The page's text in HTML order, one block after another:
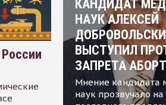
КАНДИДАТ
НАУК АЛЕКСЕЙ
ВЫСТУПИЛ
ЗАПРЕТА
Мнение кандидата
наук прозвучало